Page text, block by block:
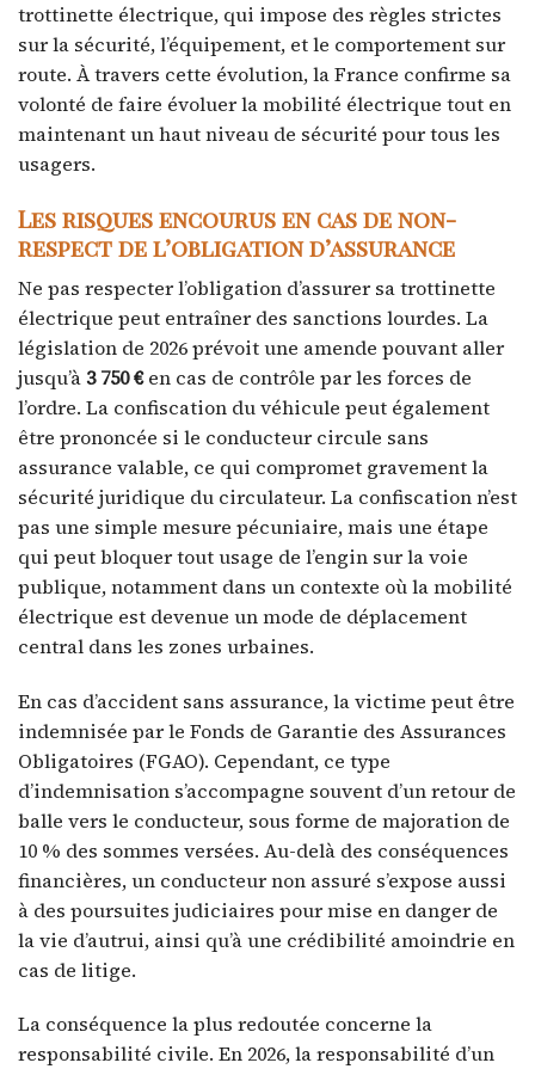
trottinette électrique, qui impose des règles strictes
sur la sécurité, l’équipement, et le comportement sur
route. À travers cette évolution, la France confirme sa
volonté de faire évoluer la mobilité électrique tout en
maintenant un haut niveau de sécurité pour tous les
usagers.
Les risques encourus en cas de non-
respect de l’obligation d’assurance
Ne pas respecter l’obligation d’assurer sa trottinette
électrique peut entraîner des sanctions lourdes. La
législation de 2026 prévoit une amende pouvant aller
jusqu’à3 750 €en cas de contrôle par les forces de
l’ordre. La confiscation du véhicule peut également
être prononcée si le conducteur circule sans
assurance valable, ce qui compromet gravement la
sécurité juridique du circulateur. La confiscation n’est
pas une simple mesure pécuniaire, mais une étape
qui peut bloquer tout usage de l’engin sur la voie
publique, notamment dans un contexte où la mobilité
électrique est devenue un mode de déplacement
central dans les zones urbaines.
En cas d’accident sans assurance, la victime peut être
indemnisée par le Fonds de Garantie des Assurances
Obligatoires (FGAO). Cependant, ce type
d’indemnisation s’accompagne souvent d’un retour de
balle vers le conducteur, sous forme de majoration de
10 % des sommes versées. Au-delà des conséquences
financières, un conducteur non assuré s’expose aussi
à des poursuites judiciaires pour mise en danger de
la vie d’autrui, ainsi qu’à une crédibilité amoindrie en
cas de litige.
La conséquence la plus redoutée concerne la
responsabilité civile. En 2026, la responsabilité d’un